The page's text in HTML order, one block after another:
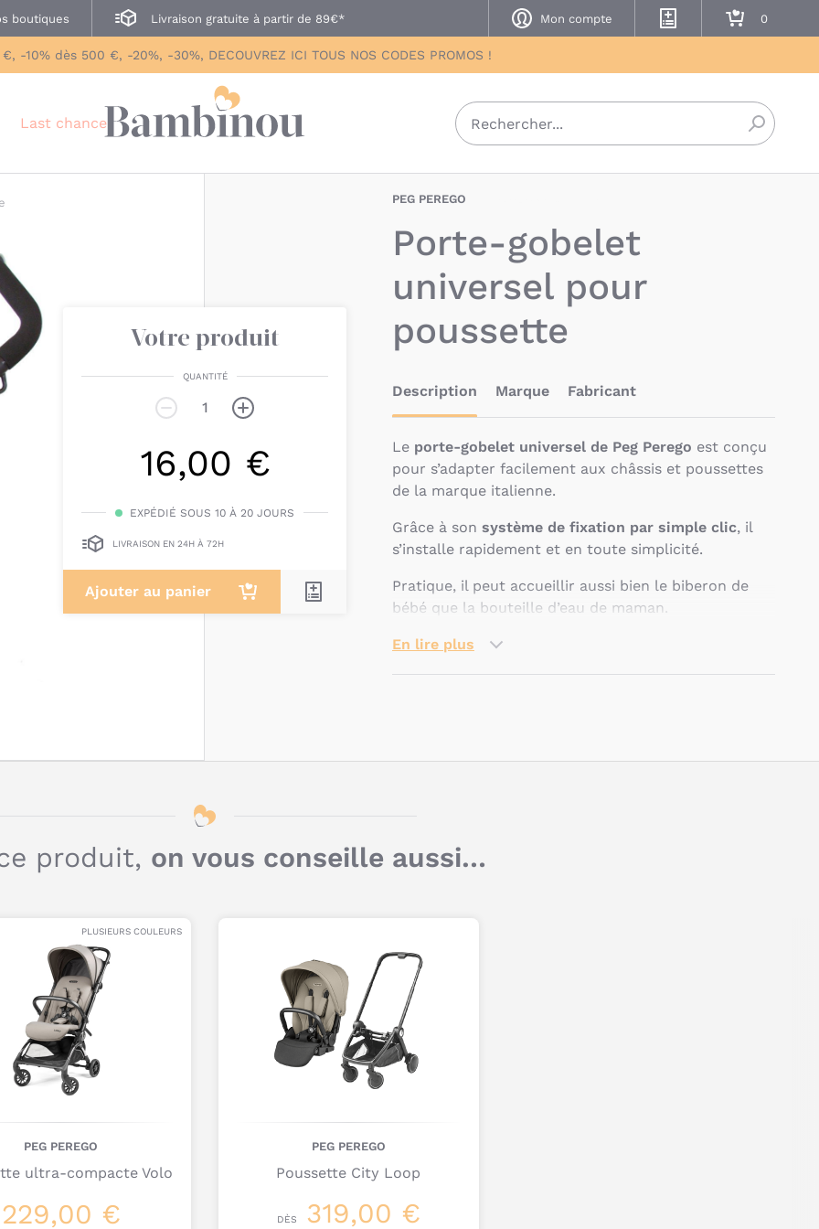
boutiques Livraison gratuite à partir de 89€* Mon compte
Mes listes de naissance
Mon panier
-10% dès 500 €, -20%, -30%, DECOUVREZ ICI TOUS NOS CODES PROMOS !
Last chance
PEG PEREGO
Porte-gobelet
universel pour
poussette
Votre produit
QUANTITÉ
16,00 €
EXPÉDIÉ SOUS 10 À 20 JOURS
LIVRAISON EN 24H À 72H
Ajouter au panier
Description Marque Fabricant
Le porte-gobelet universel de Peg Perego est conçu
pour s’adapter facilement aux châssis et poussettes
de la marque italienne.
Grâce à son système de fixation par simple clic, il
s’installe rapidement et en toute simplicité.
Pratique, il peut accueillir aussi bien le biberon de
bébé que la bouteille d’eau de maman.
Quelles sont les
caractéristiques techniques
En lire plus
produit, on vous conseille aussi…
PLUSIEURS COULEURS
PEG PEREGO
ultra-compacte Volo
229,00 €
PEG PEREGO
Poussette City Loop
DÈS 319,00 €